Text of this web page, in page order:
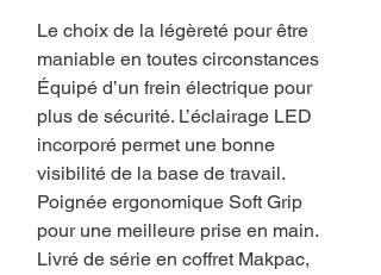
Le choix de la légèreté pour être
maniable en toutes circonstances
Équipé d’un frein électrique pour
plus de sécurité. L’éclairage LED
incorporé permet une bonne
visibilité de la base de travail.
Poignée ergonomique Soft Grip
pour une meilleure prise en main.
Livré de série en coffret Makpac,